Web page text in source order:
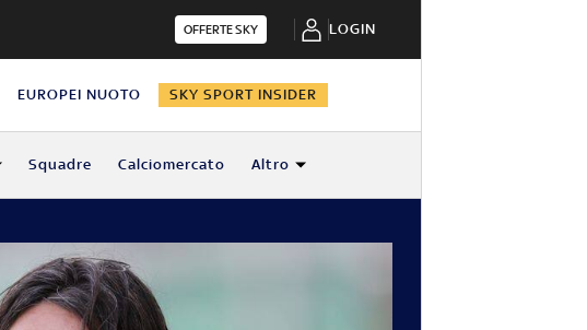
OFFERTE SKY LOGIN
EUROPEI NUOTO SKY SPORT INSIDER
Squadre Calciomercato Altro